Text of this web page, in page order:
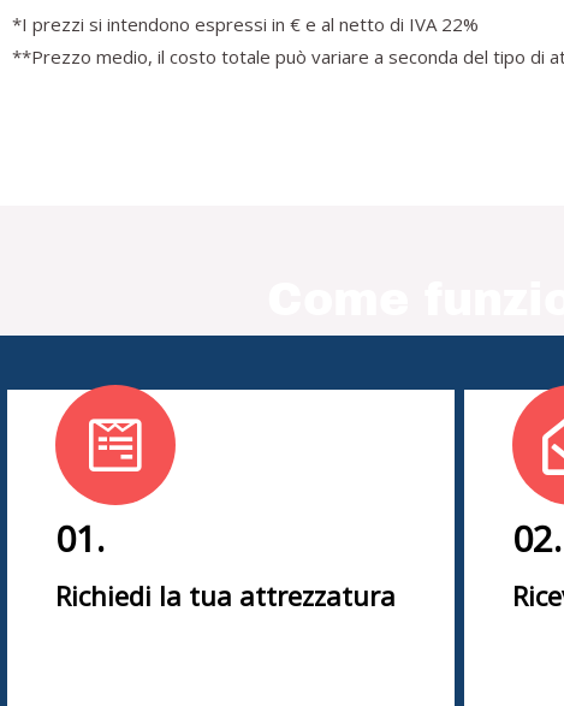
*I prezzi si intendono espressi in € e al netto di IVA 22%
**Prezzo medio, il costo totale può variare a seconda del tipo di
01.
Richiedi la tua attrezzatura
02.